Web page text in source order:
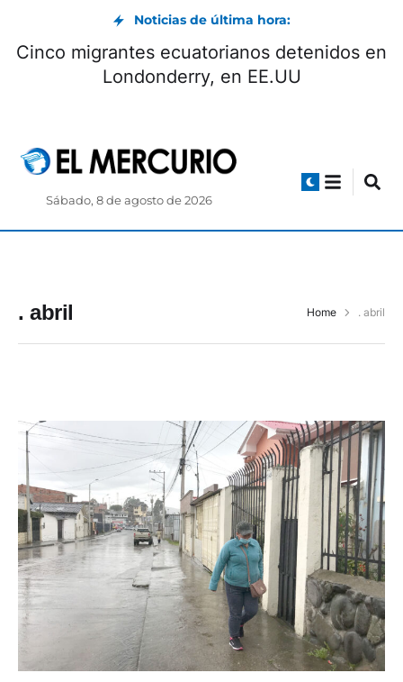
Noticias de última hora:
Cinco migrantes ecuatorianos detenidos en
Londonderry, en EE.UU
Sábado, 8 de agosto de 2026
. abril Home . abril